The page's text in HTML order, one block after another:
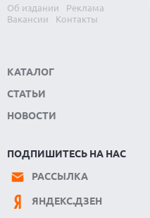
Об издании
Реклама
Вакансии
Контакты
КАТАЛОГ
СТАТЬИ
НОВОСТИ
ПОДПИШИТЕСЬ НА НАС
РАССЫЛКА
ЯНДЕКС.ДЗЕН